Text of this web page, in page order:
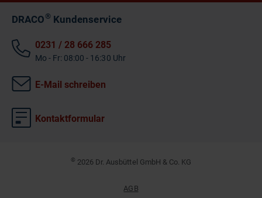
DRACO®Kundenservice
0231 / 28 666 285
Mo - Fr: 08:00 - 16:30 Uhr
E-Mail schreiben
Kontaktformular
© 2026 Dr. Ausbüttel GmbH & Co. KG
AGB